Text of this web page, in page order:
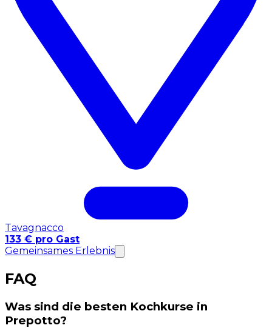
Tavagnacco
133 € pro Gast
Gemeinsames Erlebnis
FAQ
Was sind die besten Kochkurse in
Prepotto?